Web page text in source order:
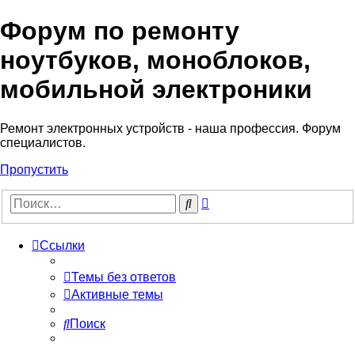
Регистрация
Форум по ремонту
ноутбуков, моноблоков,
мобильной электроники
Ремонт электронных устройств - наша профессия. Форум
специалистов.
Пропустить
Поиск
Ссылки
Темы без ответов
Активные темы
Поиск